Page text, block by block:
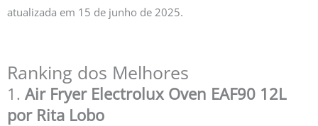
atualizada em 15 de junho de 2025.
Ranking dos Melhores
1. Air Fryer Electrolux Oven EAF90 12L
por Rita Lobo